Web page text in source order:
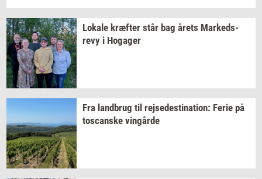
Lo­ka­le kræf­ter står bag årets Mar­keds­
revy i Ho­ga­ger
Fra land­brug til rej­se­desti­na­tion: Ferie på
toscan­ske vin­går­de